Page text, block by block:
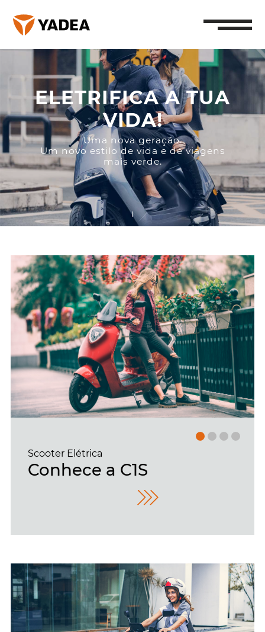
ELETRIFICA A TUA
VIDA!
Uma nova geração.
Um novo estilo de vida e de viagens
mais verde.
Scooter Elétrica
Conhece a C1S